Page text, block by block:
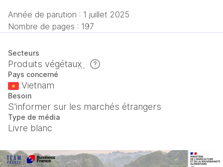
Année de parution : 1 juillet 2025
Nombre de pages : 197
Secteurs
Produits végétaux
Pays concerné
Vietnam
Besoin
S'informer sur les marchés étrangers
Type de média
Livre blanc